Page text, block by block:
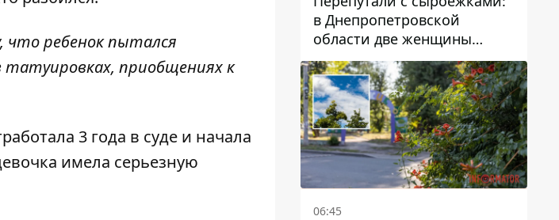
что ребенок пытался
приобщениях к
3 года в суде и начала
имела серьезную
в Днепропетровской
области две женщины
отравились грибами
06:45